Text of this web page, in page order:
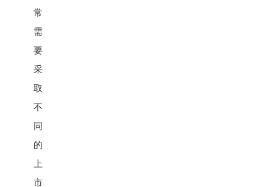
常
需
要
采
取
不
同
的
上
市